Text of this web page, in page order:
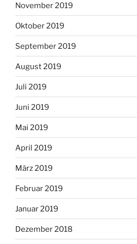
November 2019
Oktober 2019
September 2019
August 2019
Juli 2019
Juni 2019
Mai 2019
April 2019
März 2019
Februar 2019
Januar 2019
Dezember 2018